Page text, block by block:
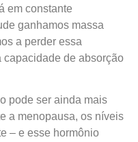
em constante
ganhamos massa
a perder essa
de absorção
pode ser ainda mais
a menopausa, os níveis
– e esse hormônio